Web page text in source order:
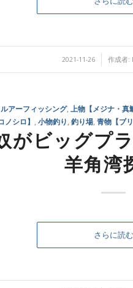
2021-11-26
/ 作成者:
ルアーフィッシング, 上物【メジナ・真
ノシロ】
,小物釣り ,釣り場 ,青物【ブ
がビッグプ
羊角湾
さらに読む